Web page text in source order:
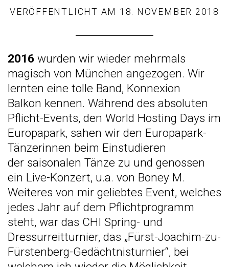
VERÖFFENTLICHT AM 18. NOVEMBER 2018
2016 wurden wir wieder mehrmals
magisch von München angezogen. Wir
lernten eine tolle Band, Konnexion
Balkon kennen. Während des absoluten
Pflicht-Events, den World Hosting Days im
Europapark, sahen wir den Europapark-
Tänzerinnen beim Einstudieren
der saisonalen Tänze zu und genossen
ein Live-Konzert, u.a. von Boney M.
Weiteres von mir geliebtes Event, welches
jedes Jahr auf dem Pflichtprogramm
steht, war das CHI Spring- und
Dressurreitturnier, das „Fürst-Joachim-zu-
Fürstenberg-Gedächtnisturnier“, bei